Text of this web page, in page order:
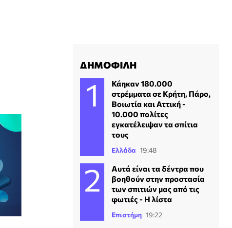
ΔΗΜΟΦΙΛΗ
Κάηκαν 180.000
στρέμματα σε Κρήτη, Πάρο,
Βοιωτία και Αττική -
10.000 πολίτες
εγκατέλειψαν τα σπίτια
τους
Ελλάδα 19:48
Αυτά είναι τα δέντρα που
βοηθούν στην προστασία
των σπιτιών μας από τις
φωτιές - Η λίστα
Επιστήμη 19:22